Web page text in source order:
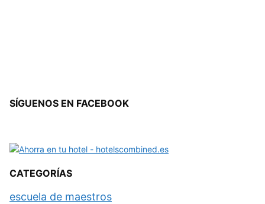
SÍGUENOS EN FACEBOOK
CATEGORÍAS
escuela de maestros